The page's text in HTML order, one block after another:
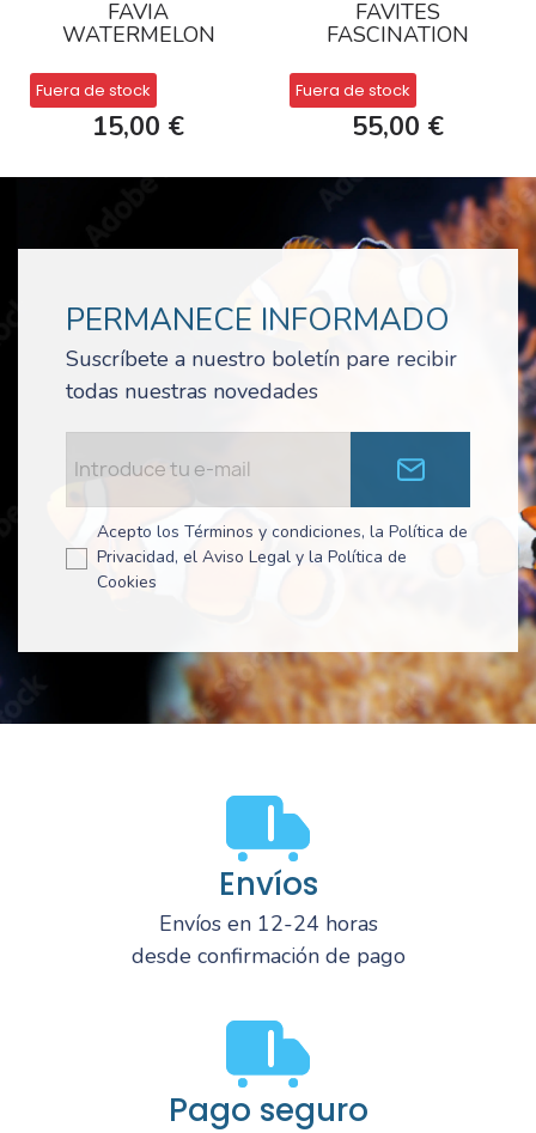
FAVIA
WATERMELON
Fuera de stock
15,00 €
FAVITES
FASCINATION
Fuera de stock
55,00 €
PERMANECE INFORMADO
Suscríbete a nuestro boletín pare recibir
todas nuestras novedades
Acepto los Términos y condiciones, la Política de
Privacidad, el Aviso Legal y la Política de
Cookies
Envíos
Envíos en 12-24 horas
desde confirmación de pago
Pago seguro